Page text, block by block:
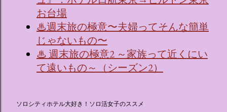
お台場
♨週末旅の極意〜夫婦ってそんな簡単
じゃないもの〜
♨ 週末旅の極意2 ～家族って近くにい
て遠いもの～（シーズン2）
ソロシティホテル大好き！ソロ活女子のススメ